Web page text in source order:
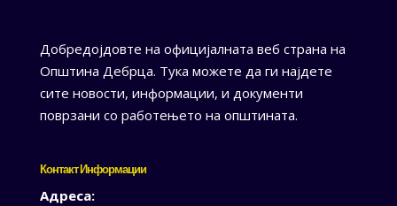
Добредојдовте на официјалната веб страна на
Општина Дебрца. Тука можете да ги најдете
сите новости, информации, и документи
поврзани со работењето на општината.
Контакт Информации
Адреса: